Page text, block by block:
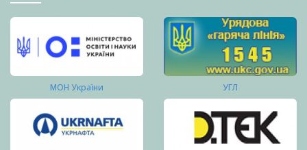
МОН України УГЛ